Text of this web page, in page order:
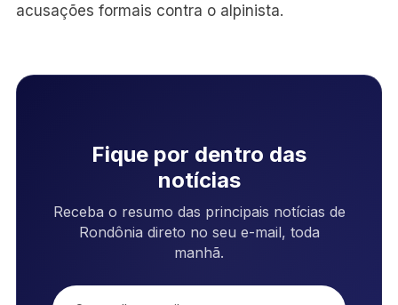
acusações formais contra o alpinista.
Fique por dentro das
notícias
Receba o resumo das principais notícias de
Rondônia direto no seu e-mail, toda
manhã.